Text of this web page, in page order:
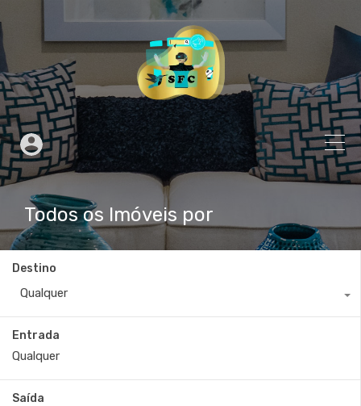
Todos os Imóveis por
Destino
Qualquer
Entrada
Saída